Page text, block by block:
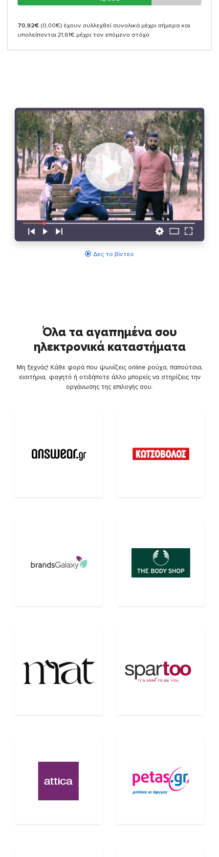
70,92€ (0,00€) έχουν συλλεχθεί συνολικά μέχρι σήμερα και
υπολείπονται 21,61€ μέχρι τον επόμενο στόχο
Δες το βίντεο
Όλα τα αγαπημένα σου
ηλεκτρονικά καταστήματα
Μη ξεχνάς! Κάθε φορά που ψωνίζεις online ρούχα, παπούτσια,
εισιτήρια, φαγητό ή οτιδήποτε άλλο μπορείς να στηρίζεις την
οργάνωσης της επιλογής σου.